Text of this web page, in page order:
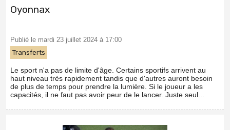
Oyonnax
Publié le mardi 23 juillet 2024 à 17:00
Transferts
Le sport n'a pas de limite d'âge. Certains sportifs arrivent au
haut niveau très rapidement tandis que d'autres auront besoin
de plus de temps pour prendre la lumière. Si le joueur a les
capacités, il ne faut pas avoir peur de le lancer. Juste seul...